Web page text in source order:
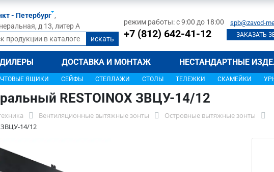
- Петербург ,
д 13, литер А
режим работы: с 9:00 до 18:00
+7 (812) 642-41-12
spb@zavod-
ЗАКАЗАТЬ
ДИЛЕРЫ ДОСТАВКА И МОНТАЖ НЕСТАНДАРТНЫЕ
ЯЩИКИ СЕЙФЫ СТЕЛЛАЖИ СТОЛЫ ТЕЛЕЖКИ СКАМЕЙКИ
RESTOINOX ЗВЦУ-14/12
Вентиляционные вытяжные зонты
Островные вытяжные зонты
14/12